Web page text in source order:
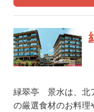
緑翠亭 景水は、北
の厳選食材のお料理